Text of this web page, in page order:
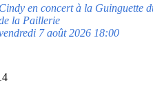
Cindy en concert à la Guinguette
la Paillerie
7 août 2026 18:00